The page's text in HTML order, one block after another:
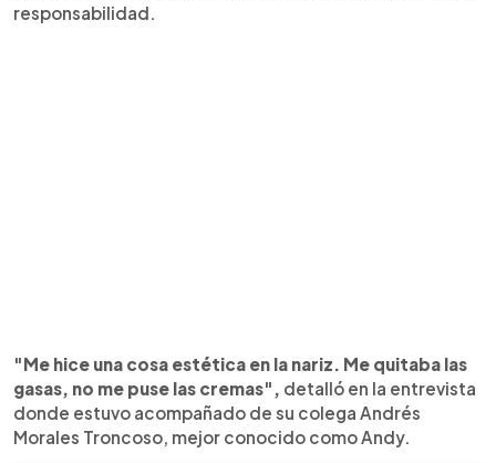
responsabilidad.
"Me hice una cosa estética en la nariz. Me quitaba las
gasas, no me puse las cremas", detalló en la entrevista
donde estuvo acompañado de su colega Andrés
Morales Troncoso, mejor conocido como Andy.